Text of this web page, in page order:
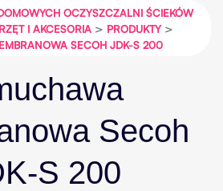
OCZYSZCZALNI ŚCIEKÓW
I AKCESORIA > PRODUKTY>
SECOH JDK-S 200
Secoh
S 200